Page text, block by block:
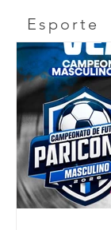
Esporte